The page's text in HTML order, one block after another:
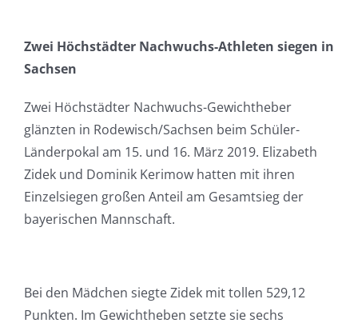
Zwei Höchstädter Nachwuchs-Athleten siegen in
Sachsen
Zwei Höchstädter Nachwuchs-Gewichtheber
glänzten in Rodewisch/Sachsen beim Schüler-
Länderpokal am 15. und 16. März 2019. Elizabeth
Zidek und Dominik Kerimow hatten mit ihren
Einzelsiegen großen Anteil am Gesamtsieg der
bayerischen Mannschaft.
Bei den Mädchen siegte Zidek mit tollen 529,12
Punkten. Im Gewichtheben setzte sie sechs